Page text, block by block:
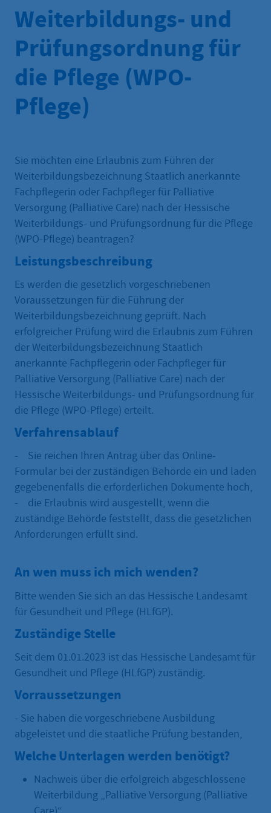
Weiterbildungs- und
Prüfungsordnung für
die Pflege (WPO-
Pflege)
Sie möchten eine Erlaubnis zum Führen der
Weiterbildungsbezeichnung Staatlich anerkannte
Fachpflegerin oder Fachpfleger für Palliative
Versorgung (Palliative Care) nach der Hessische
Weiterbildungs- und Prüfungsordnung für die Pflege
(WPO-Pflege) beantragen?
Leistungsbeschreibung
Es werden die gesetzlich vorgeschriebenen
Voraussetzungen für die Führung der
Weiterbildungsbezeichnung geprüft. Nach
erfolgreicher Prüfung wird die Erlaubnis zum Führen
der Weiterbildungsbezeichnung Staatlich
anerkannte Fachpflegerin oder Fachpfleger für
Palliative Versorgung (Palliative Care) nach der
Hessische Weiterbildungs- und Prüfungsordnung für
die Pflege (WPO-Pflege) erteilt.
Verfahrensablauf
- Sie reichen Ihren Antrag über das Online-
Formular bei der zuständigen Behörde ein und laden
gegebenenfalls die erforderlichen Dokumente hoch,
- die Erlaubnis wird ausgestellt, wenn die
zuständige Behörde feststellt, dass die gesetzlichen
Anforderungen erfüllt sind.
An wen muss ich mich wenden?
Bitte wenden Sie sich an das Hessische Landesamt
für Gesundheit und Pflege (HLfGP).
Zuständige Stelle
Seit dem 01.01.2023 ist das Hessische Landesamt für
Gesundheit und Pflege (HLfGP) zuständig.
Vorraussetzungen
- Sie haben die vorgeschriebene Ausbildung
abgeleistet und die staatliche Prüfung bestanden,
Welche Unterlagen werden benötigt?
Nachweis über die erfolgreich abgeschlossene
Weiterbildung „Palliative Versorgung (Palliative